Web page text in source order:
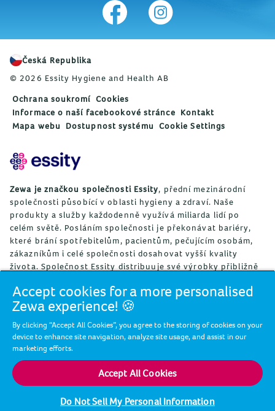
Česká Republika
© 2026 Essity Hygiene and Health AB
Ochrana soukromí Cookies
Informace o naší facebookové stránce Kontakt
Mapa webu
Dostupnost systému Cookie Settings
Zewa je značkou společnosti Essity, přední mezinárodní
společnosti působící v oblasti hygieny a zdraví. Naše
produkty a služby každodenně využívá miliarda lidí po
celém světě. Posláním společnosti je překonávat bariéry,
které brání spotřebitelům, pacientům, pečujícím osobám,
zákazníkům i celé společnosti dosahovat vyšší kvality
života. Společnost Essity distribuuje své výrobky přibližně
jakož i pod dalšími významnými značkami, mezi něž patří
Actimove, Cutimed, JOBST, Knix, Leukoplast, Libero,
Organic a Zewa. V roce 2023 společnost dosáhla tržeb ve
výši přibližně 147 miliard SEK (13 miliard EUR) a
Stockholmu ve Švédsku a je kótována na burze Nasdaq
Stockholm. Další informace jsou k dispozici na oficiálních
webových stránkách společnosti:
www.essity.com
Accept cookies for a more personalised
Zewa experience! 🍪
By clicking “Accept All Cookies”, you agree to the storing of cookies on your
device to enhance site navigation, analyze site usage, and assist in our
marketing efforts.
Accept All Cookies
Do Not Sell My Personal Information